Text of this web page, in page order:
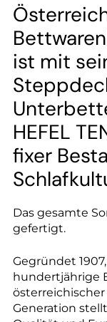
ist mit
HEFEL
fixer
Das gesamte
gefertigt.
Gegründet
hundertjährige
Generation